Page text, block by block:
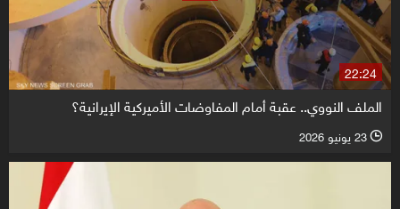
22:24
الملف النووي.. عقبة أمام المفاوضات الأميركية الإيرانية؟
l 23 يونيو 2026